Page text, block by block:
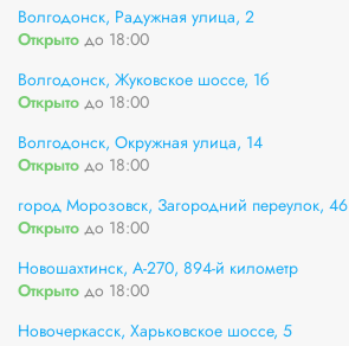
Волгодонск, Радужная улица, 2
Открыто до 18:00
Волгодонск, Жуковское шоссе, 1б
Открыто до 18:00
Волгодонск, Окружная улица, 14
Открыто до 18:00
город Морозовск, Загородний переулок, 46
Открыто до 18:00
Новошахтинск, А-270, 894-й километр
Открыто до 18:00
Новочеркасск, Харьковское шоссе, 5